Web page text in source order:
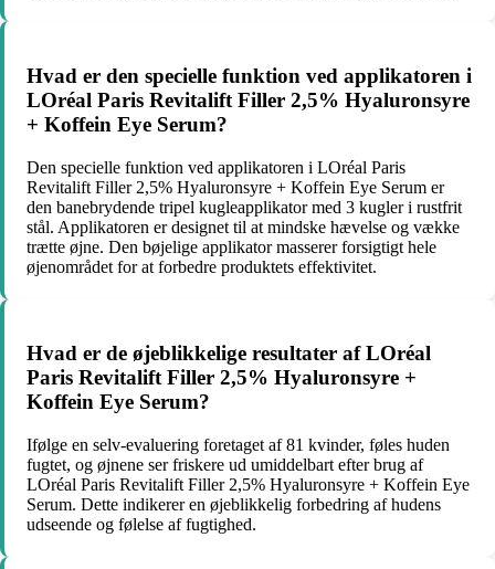
Hvad er den specielle funktion ved applikatoren i
LOréal Paris Revitalift Filler 2,5% Hyaluronsyre
+ Koffein Eye Serum?
Den specielle funktion ved applikatoren i LOréal Paris
Revitalift Filler 2,5% Hyaluronsyre + Koffein Eye Serum er
den banebrydende tripel kugleapplikator med 3 kugler i rustfrit
stål. Applikatoren er designet til at mindske hævelse og vække
trætte øjne. Den bøjelige applikator masserer forsigtigt hele
øjenområdet for at forbedre produktets effektivitet.
Hvad er de øjeblikkelige resultater af LOréal
Paris Revitalift Filler 2,5% Hyaluronsyre +
Koffein Eye Serum?
Ifølge en selv-evaluering foretaget af 81 kvinder, føles huden
fugtet, og øjnene ser friskere ud umiddelbart efter brug af
LOréal Paris Revitalift Filler 2,5% Hyaluronsyre + Koffein Eye
Serum. Dette indikerer en øjeblikkelig forbedring af hudens
udseende og følelse af fugtighed.